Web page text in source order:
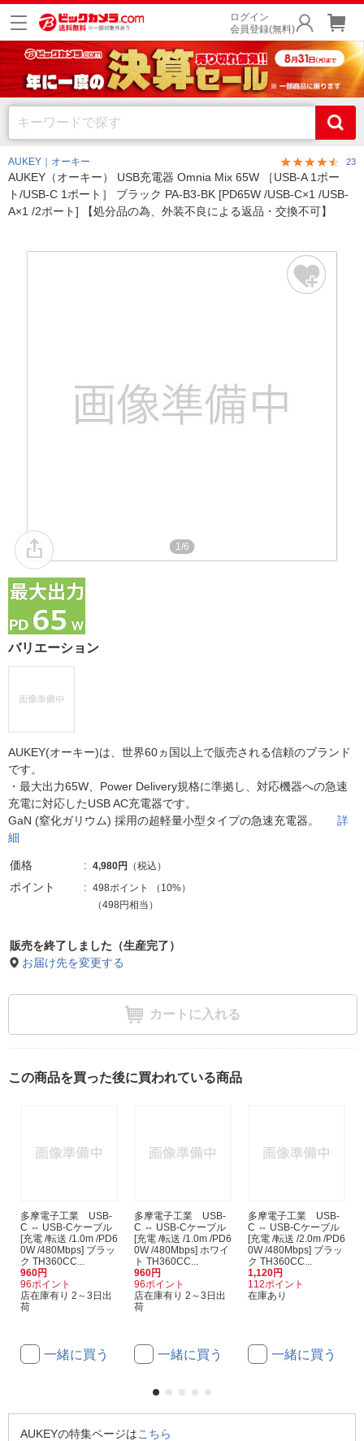
ログイン
会員登録(無料)
AUKEY｜オーキー 23
AUKEY（オーキー） USB充電器 Omnia Mix 65W ［USB-A 1ポー
ト/USB-C 1ポート］ ブラック PA-B3-BK [PD65W /USB-C×1 /USB-
A×1 /2ポート] 【処分品の為、外装不良による返品・交換不可】
1/6
バリエーション
AUKEY(オーキー)は、世界60ヵ国以上で販売される信頼のブランド
です。
・最大出力65W、Power Delivery規格に準拠し、対応機器への急速
充電に対応したUSB AC充電器です。
GaN (窒化ガリウム) 採用の超軽量小型タイプの急速充電器。 詳
細
価格 4,980円 （税込）
ポイント 498ポイント （ 10%）
（498円相当）
販売を終了しました（生産完了）
お届け先を変更する
カートに入れる
この商品を買った後に買われている商品
多摩電子工業 USB-
C ⇔ USB-Cケーブル
[充電 /転送 /1.0m /PD6
0W /480Mbps] ブラッ
ク TH360CC...
960円
96ポイント
店在庫有り 2～3日出
荷
一緒に買う
多摩電子工業 USB-
C ⇔ USB-Cケーブル
[充電 /転送 /1.0m /PD6
0W /480Mbps] ホワイ
ト TH360CC...
960円
96ポイント
店在庫有り 2～3日出
荷
一緒に買う
多摩電子工業 USB-
C ⇔ USB-Cケーブル
[充電 /転送 /2.0m /PD6
0W /480Mbps] ブラッ
ク TH360CC...
1,120円
112ポイント
在庫あり
一緒に買う
AUKEYの特集ページはこちら